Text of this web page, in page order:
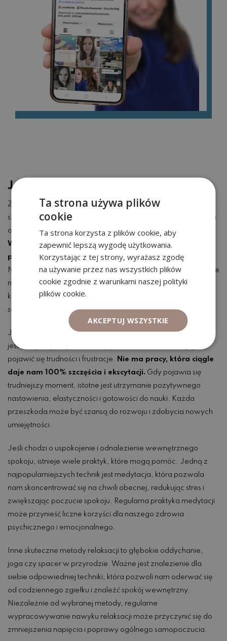
Jaki element jest kluczowy?
Znalezienie satysfakcji w tym, co robimy, i dążenie do
szczęścia to proces indywidualny i wieloaspektowy. Wymaga
on czasu, eksploracji i odwagi do podejmowania zmian.
Ważne jest, aby być szczerym wobec siebie i świadomie
podążać za tym, co naprawdę nas inspiruje i motywuje
Niezależnie od tego, czy to oznacza zmianę pracy, rozwijanie
nowych umiejętności czy budowanie lepszych relacji,
kluczowe jest podjęcie działań, które prowadzą do większej
satysfakcji w życiu zawodowym.
Jednak warto pamiętać, że satysfakcja w pracy nie zawsze
jest stałą linią progresu. Istnieją okresy, w których mogą
pojawić się trudności i frustracje. Nie ma pracy, która ciągle
daje nam 100% szczęścia i ekscytacji. Gdy pojawia się
trudniejszy moment, istotne jest utrzymanie pozytywnego
nastawienia, elastyczności i gotowości do nauki. Każda
przeszkoda może być szansą do rozwoju i zdobycia nowych
umiejętności.
Jeśli chodzi o uspokojenie i odnalezienie wewnętrznego
spokoju, istnieje wiele praktyk, które mogą pomóc. Jedną z
najpopularniejszych technik jest medytacja, która pozwala
nam skoncentrować się na chwili obecnej, redukując stres i
zwiększając poczucie spokoju. Regularna praktyka medytacji
może przynieść liczne korzyści dla naszego zdrowia
psychicznego i emocjonalnego.
Inne skuteczne metody relaksacji to głębokie oddychanie,
joga czy spacer w przyrodzie. Ważne jest znalezienie dla
siebie odpowiedniej techniki, która pozwoli nam oderwać się
od codziennego zgiełku i znaleźć spokój wewnętrzny.
Niezależnie od wybranej metody, regularne
wypracowywanie nawyku relaksacji może przyczynić się do
zmniejszenia napięcia i poprawy ogólnego samopoczucia.
Ta strona używa plików
cookie
Ta strona korzysta z plików cookie, aby
zapewnić lepszą wygodę użytkowania.
Korzystając z tej strony, wyrażasz zgodę
na używanie przez nas wszystkich plików
cookie zgodnie z warunkami naszej polityki
plików cookie.
AKCEPTUJ WSZYSTKIE